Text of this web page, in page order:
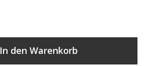
In den Warenkorb